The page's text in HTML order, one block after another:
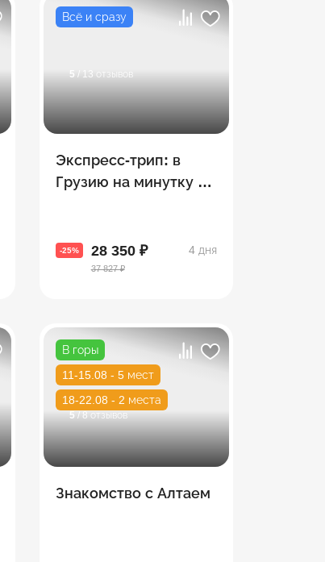
Всё и сразу
5 / 13 отзывов
Экспресс-трип: в
Грузию на минутку –
-25% 28 350 ₽
37 827 ₽
4 дня
В горы
11-15.08 - 5 мест
18-22.08 - 2 места
5 / 8 отзывов
Знакомство с Алтаем